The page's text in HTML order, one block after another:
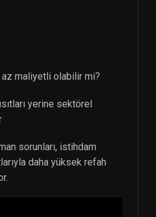
az maliyetli olabilir mi?
yerine sektörel
sorunları, istihdam
daha yüksek refah